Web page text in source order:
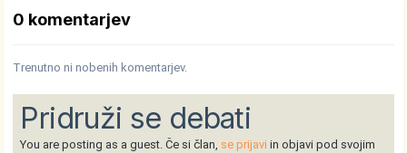
0 komentarjev
Trenutno ni nobenih komentarjev.
Pridruži se debati
You are posting as a guest. Če si član, se prijavi in objavi pod svojim